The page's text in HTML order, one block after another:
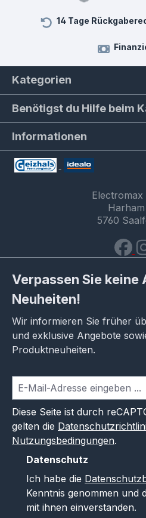
14 Tage
Kategorien
Benötigst du Hilfe beim
Informationen
Electromax
5760
Verpassen Sie keine
Neuheiten!
Wir informieren Sie früher
und exklusive Angebote
Produktneuheiten.
Diese Seite ist durch
gelten die
Nutzungsbedingungen.
Datenschutz
Ich habe die
Kenntnis genommen und
mit ihnen einverstanden.